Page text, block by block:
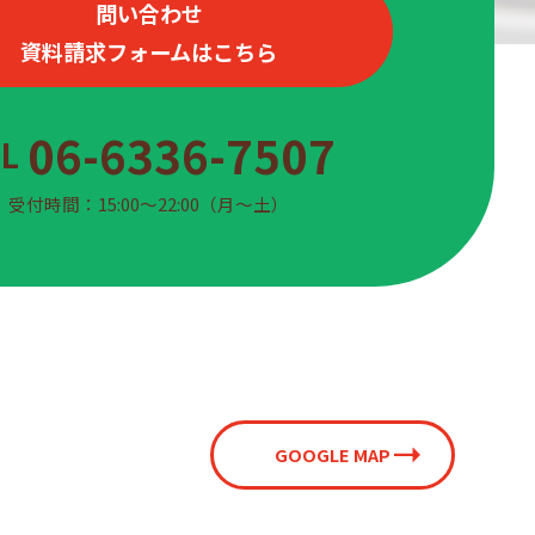
問い合わせ
資料請求フォームはこちら
06-6336-7507
受付時間：15:00〜22:00（月〜土）
GOOGLE MAP